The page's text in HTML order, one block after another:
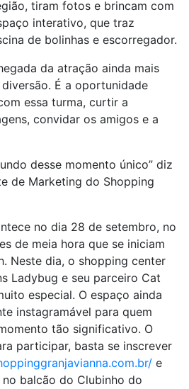
tiram fotos e brincam com
interativo, que traz
de bolinhas e escorregador.
da atração ainda mais
É a oportunidade
essa turma, curtir a
convidar os amigos e a
desse momento único” diz
de Marketing do Shopping
no dia 28 de setembro, no
de meia hora que se iniciam
Neste dia, o shopping center
Ladybug e seu parceiro Cat
especial. O espaço ainda
instagramável para quem
tão significativo. O
participar, basta se inscrever
e
balcão do Clubinho do